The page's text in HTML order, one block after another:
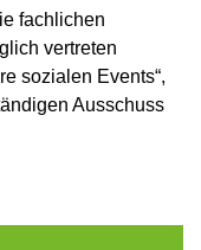
fachlichen
vertreten
sozialen Events“,
Ausschuss